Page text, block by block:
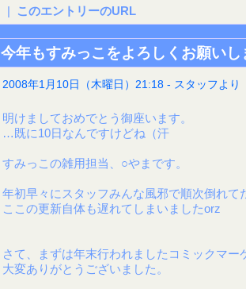
| このエントリーのURL
今年もすみっこをよろしくお願いし
2008年1月10日（木曜日）21:18 - スタッフより
明けましておめでとう御座います。
…既に10日なんですけどね（汗
すみっこの雑用担当、○やまです。
年初早々にスタッフみんな風邪で順次倒れて
ここの更新自体も遅れてしまいましたorz
さて、まずは年末行われましたコミックマー
大変ありがとうございました。